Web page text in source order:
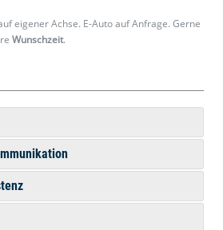
eigener Achse. E-Auto auf Anfrage. Gerne
Wunschzeit.